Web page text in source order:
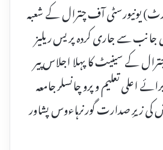
یونیورسٹی آف چترال کے شعبہ
جانب سے جاری کردہ پریس ریلیز
کے سینیٹ کا پہلا اجلاس پیر
اعلی تعلیم و پرو چانسلر جامعہ
کی زیرِ صدارت گورنرہاءوس پشاور